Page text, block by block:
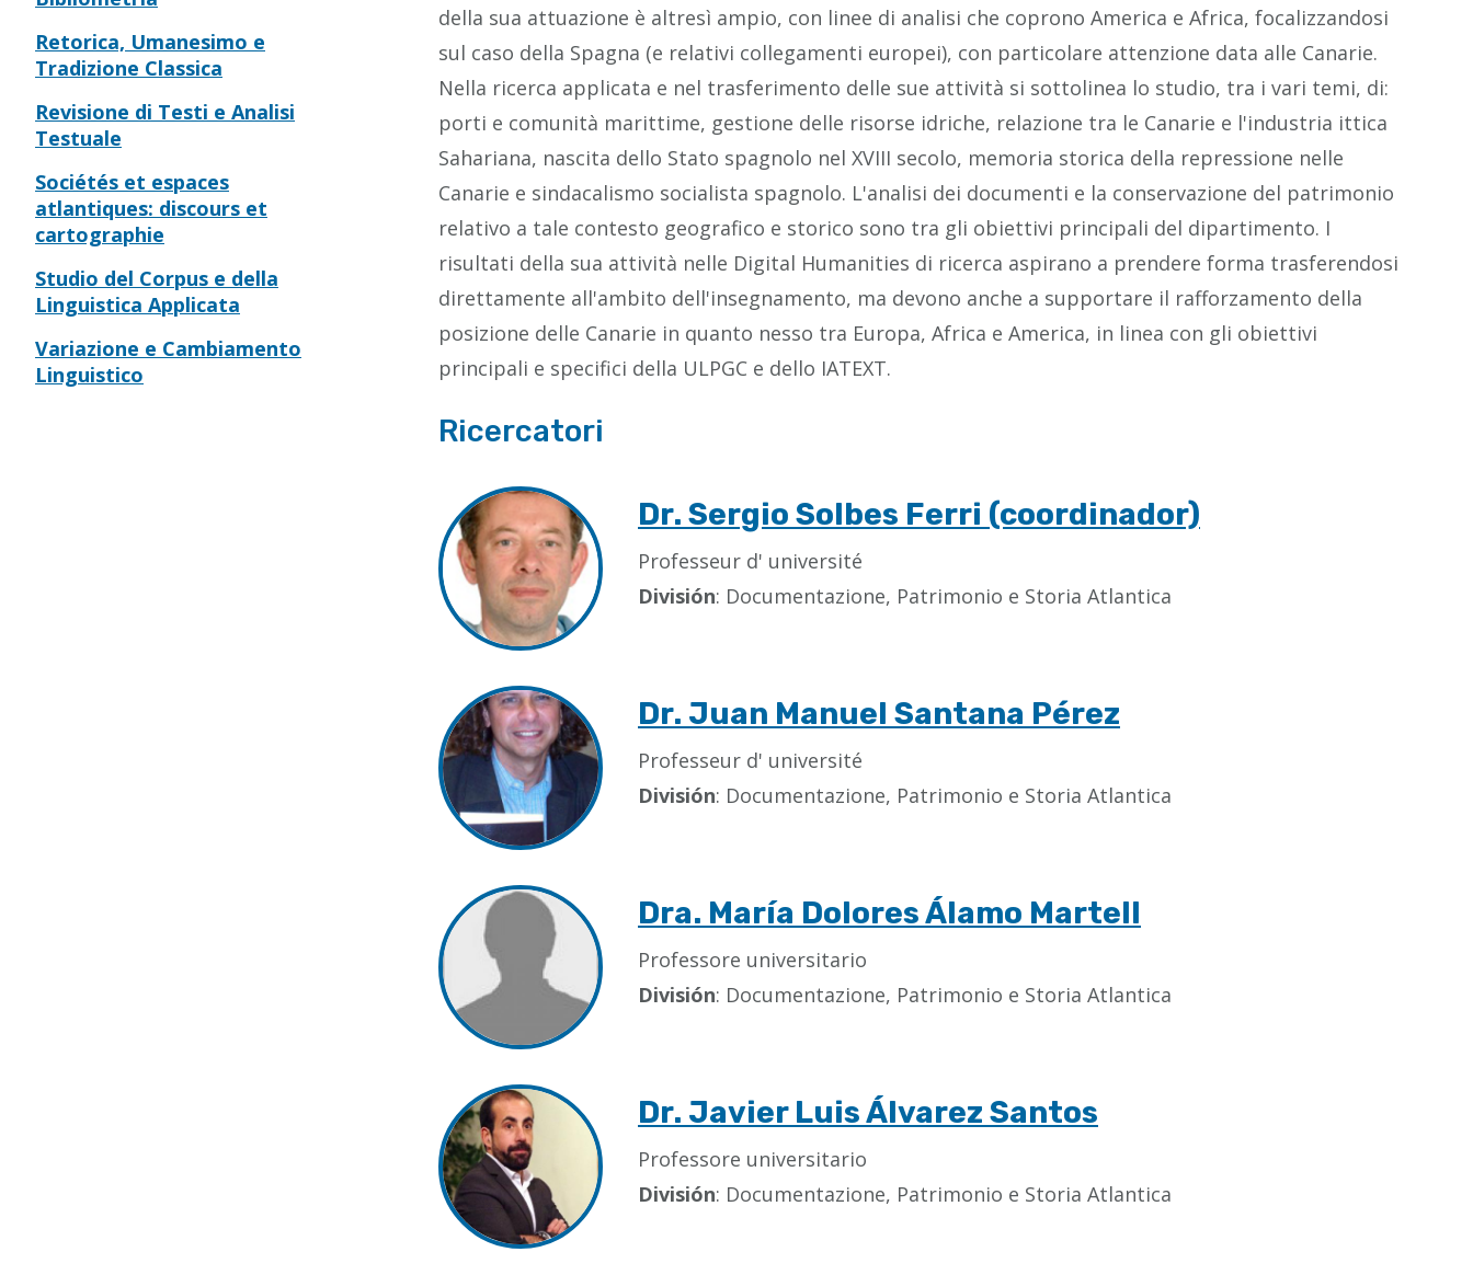
Retorica, Umanesimo e
Tradizione Classica
Revisione di Testi e Analisi
Testuale
Sociétés et espaces
atlantiques: discours et
cartographie
Studio del Corpus e della
Linguistica Applicata
Variazione e Cambiamento
Linguistico
della sua attuazione è altresì ampio, con linee di analisi che coprono America e Africa, focalizzandosi
sul caso della Spagna (e relativi collegamenti europei), con particolare attenzione data alle Canarie.
Nella ricerca applicata e nel trasferimento delle sue attività si sottolinea lo studio, tra i vari temi, di:
porti e comunità marittime, gestione delle risorse idriche, relazione tra le Canarie e l'industria ittica
Sahariana, nascita dello Stato spagnolo nel XVIII secolo, memoria storica della repressione nelle
Canarie e sindacalismo socialista spagnolo. L'analisi dei documenti e la conservazione del patrimonio
relativo a tale contesto geografico e storico sono tra gli obiettivi principali del dipartimento. I
risultati della sua attività nelle Digital Humanities di ricerca aspirano a prendere forma trasferendosi
direttamente all'ambito dell'insegnamento, ma devono anche a supportare il rafforzamento della
posizione delle Canarie in quanto nesso tra Europa, Africa e America, in linea con gli obiettivi
principali e specifici della ULPGC e dello IATEXT.
Ricercatori
Dr. Sergio Solbes Ferri (coordinador)
Professeur d' université
División: Documentazione, Patrimonio e Storia Atlantica
Dr. Juan Manuel Santana Pérez
Professeur d' université
División: Documentazione, Patrimonio e Storia Atlantica
Dra. María Dolores Álamo Martell
Professore universitario
División: Documentazione, Patrimonio e Storia Atlantica
Dr. Javier Luis Álvarez Santos
Professore universitario
División: Documentazione, Patrimonio e Storia Atlantica